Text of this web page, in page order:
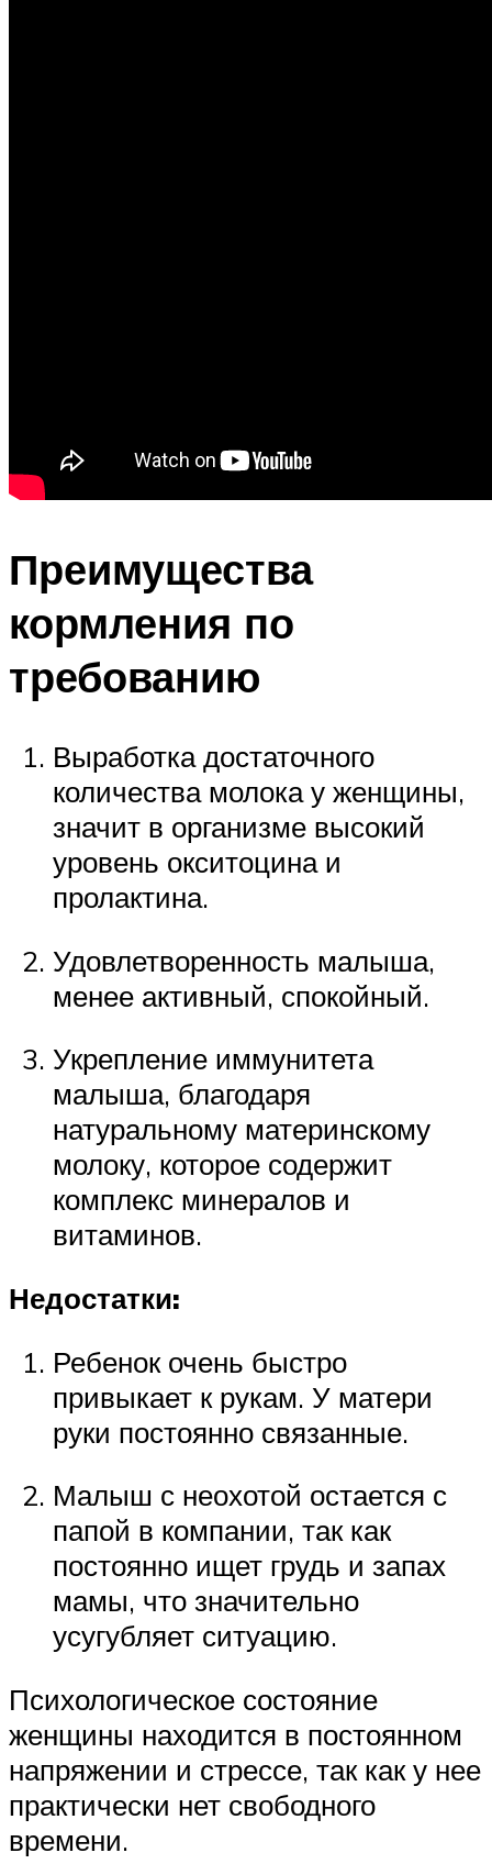
Преимущества
кормления по
требованию
Выработка достаточного
количества молока у женщины,
значит в организме высокий
уровень окситоцина и
пролактина.
Удовлетворенность малыша,
менее активный, спокойный.
Укрепление иммунитета
малыша, благодаря
натуральному материнскому
молоку, которое содержит
комплекс минералов и
витаминов.
Недостатки:
Ребенок очень быстро
привыкает к рукам. У матери
руки постоянно связанные.
Малыш с неохотой остается с
папой в компании, так как
постоянно ищет грудь и запах
мамы, что значительно
усугубляет ситуацию.
Психологическое состояние
женщины находится в постоянном
напряжении и стрессе, так как у нее
практически нет свободного
времени.